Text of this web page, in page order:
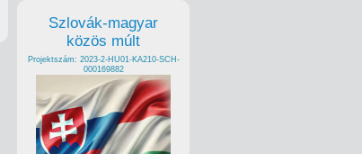
Szlovák-magyar
közös múlt
Projektszám: 2023-2-HU01-KA210-SCH-
000169882